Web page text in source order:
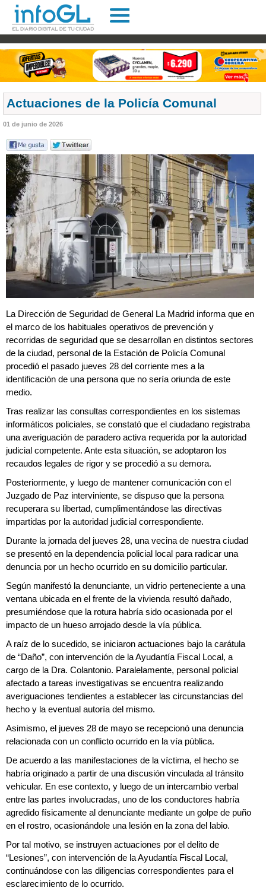
Actuaciones de la Policía Comunal
01 de junio de 2026
La Dirección de Seguridad de General La Madrid informa que en
el marco de los habituales operativos de prevención y
recorridas de seguridad que se desarrollan en distintos sectores
de la ciudad, personal de la Estación de Policía Comunal
procedió el pasado jueves 28 del corriente mes a la
identificación de una persona que no sería oriunda de este
medio.
Tras realizar las consultas correspondientes en los sistemas
informáticos policiales, se constató que el ciudadano registraba
una averiguación de paradero activa requerida por la autoridad
judicial competente. Ante esta situación, se adoptaron los
recaudos legales de rigor y se procedió a su demora.
Posteriormente, y luego de mantener comunicación con el
Juzgado de Paz interviniente, se dispuso que la persona
recuperara su libertad, cumplimentándose las directivas
impartidas por la autoridad judicial correspondiente.
Durante la jornada del jueves 28, una vecina de nuestra ciudad
se presentó en la dependencia policial local para radicar una
denuncia por un hecho ocurrido en su domicilio particular.
Según manifestó la denunciante, un vidrio perteneciente a una
ventana ubicada en el frente de la vivienda resultó dañado,
presumiéndose que la rotura habría sido ocasionada por el
impacto de un hueso arrojado desde la vía pública.
A raíz de lo sucedido, se iniciaron actuaciones bajo la carátula
de “Daño”, con intervención de la Ayudantía Fiscal Local, a
cargo de la Dra. Colantonio. Paralelamente, personal policial
afectado a tareas investigativas se encuentra realizando
averiguaciones tendientes a establecer las circunstancias del
hecho y la eventual autoría del mismo.
Asimismo, el jueves 28 de mayo se recepcionó una denuncia
relacionada con un conflicto ocurrido en la vía pública.
De acuerdo a las manifestaciones de la víctima, el hecho se
habría originado a partir de una discusión vinculada al tránsito
vehicular. En ese contexto, y luego de un intercambio verbal
entre las partes involucradas, uno de los conductores habría
agredido físicamente al denunciante mediante un golpe de puño
en el rostro, ocasionándole una lesión en la zona del labio.
Por tal motivo, se instruyen actuaciones por el delito de
“Lesiones”, con intervención de la Ayudantía Fiscal Local,
continuándose con las diligencias correspondientes para el
esclarecimiento de lo ocurrido.